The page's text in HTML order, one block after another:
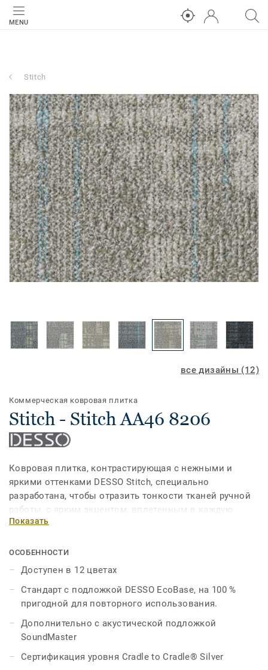
MENU
Stitch
все дизайны (12)
Коммерческая ковровая плитка
Stitch - Stitch AA46 8206
Ковровая плитка, контрастирующая с нежными и
яркими оттенками DESSO Stitch, специально
разработана, чтобы отразить тонкости тканей ручной
работы, с ярким акцентом, вплетенным в каждую
ковровую плитку. Нежная, яркая нить, переплетенная
минималистскую красоту одной линии, сшитой
вручную.
Благодаря структурированной поверхности, состоящей
из приглушенных тонов, игривое предложение одной
яркой нити дает дизайнерам возможность
комбинировать текстуру и цвет для создания дизайна
индивидуальностью. Ассортимент доступен в
Показать
ОСОБЕННОСТИ
Доступен в 12 цветах
Стандарт с подложкой DESSO EcoBase, на 100 %
пригодной для повторного использования.
Дополнительно с акустической подложкой
SoundMaster
Сертификация уровня Cradle to Cradle® Silver